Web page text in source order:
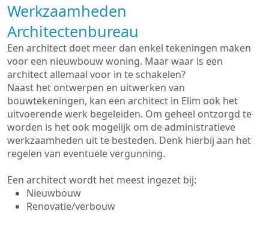
Werkzaamheden
Architectenbureau
Een architect doet meer dan enkel tekeningen maken
voor een nieuwbouw woning. Maar waar is een
architect allemaal voor in te schakelen?
Naast het ontwerpen en uitwerken van
bouwtekeningen, kan een architect in Elim ook het
uitvoerende werk begeleiden. Om geheel ontzorgd te
worden is het ook mogelijk om de administratieve
werkzaamheden uit te besteden. Denk hierbij aan het
regelen van eventuele vergunning.
Een architect wordt het meest ingezet bij:
Nieuwbouw
Renovatie/verbouw